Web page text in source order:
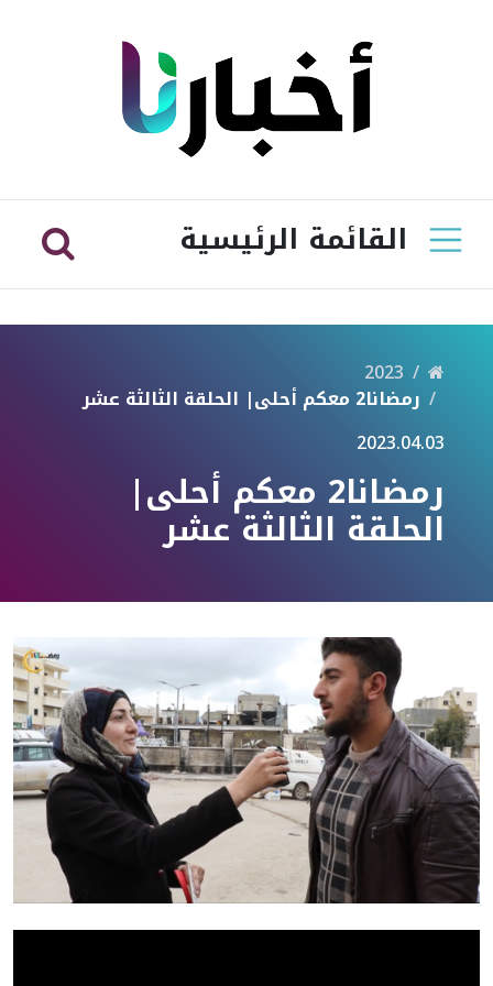
القائمة الرئيسية
2023
رمضانا2 معكم أحلى| الحلقة الثالثة عشر
2023.04.03
رمضانا2 معكم أحلى|
الحلقة الثالثة عشر